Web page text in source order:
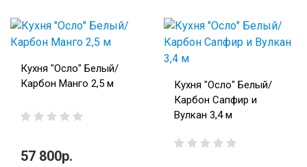
Кухня "Осло" Белый/
Карбон Манго 2,5 м
57 800р.
Кухня "Осло" Белый/
Карбон Сапфир и
Вулкан 3,4 м